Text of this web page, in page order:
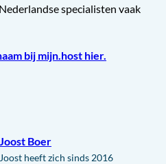
specialisten vaak
bij mijn.host hier.
Joost Boer
Joost heeft zich sinds 2016